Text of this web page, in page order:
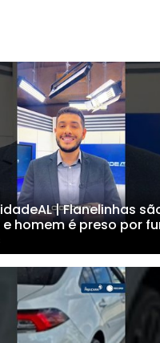
| Flanelinhas
homem é preso por